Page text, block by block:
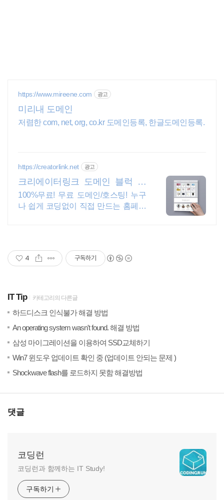
https://www.mireene.com 광고
미리내 도메인
저렴한 com, net, org, co.kr 도메인등록, 한글도메인등록.
https://creatorlink.net 광고
크리에이터링크 도메인 블럭 쌓
기로 만드는 홈페이지
100%무료! 무료 도메인/호스팅! 누구
나 쉽게 코딩없이 직접 만드는 홈페이
4 구독하기
IT Tip 카테고리의 다른글
하드디스크 인식불가 해결 방법
An operating system wasn't found. 해결 방법
삼성 마이그레이션을 이용하여 SSD교체하기
Win7 윈도우 업데이트 확인 중 (업데이트 안되는 문제 )
Shockwave flash를 로드하지 못함 해결방법
댓글
코딩런
코딩런과 함께하는 IT Study!
구독하기